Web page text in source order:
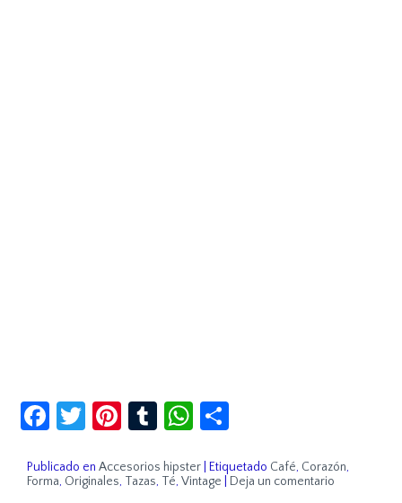
Facebook
Twitter
Pinterest
TumblrWhatsApp
Publicado en Accesorios hipster |Etiquetado Café, Corazón,
Forma, Originales, Tazas, Té,Vintage Deja un comentario